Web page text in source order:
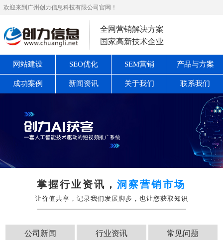
欢迎来到广州创力信息科技有限公司官网！
全网营销解决方案
国家高新技术企业
网站建设 SEO优化 SEM营销 产品与方案
成功案例 新闻资讯 关于我们 联系我们
掌握行业资讯，洞察营销市场
让价值共享，记录我们发展脚步，也让您获取知识
公司新闻 行业资讯 常见问题